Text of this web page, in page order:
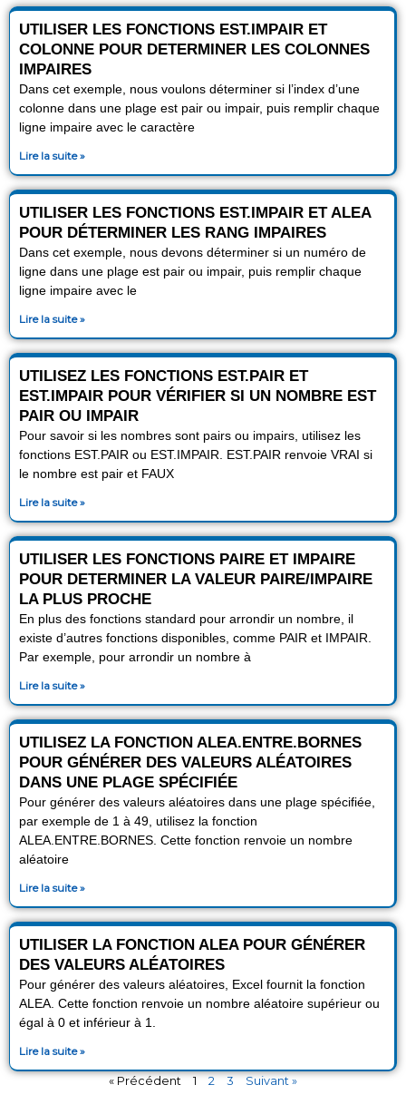
UTILISER LES FONCTIONS EST.IMPAIR ET
COLONNE POUR DETERMINER LES COLONNES
IMPAIRES
Dans cet exemple, nous voulons déterminer si l’index d’une
colonne dans une plage est pair ou impair, puis remplir chaque
ligne impaire avec le caractère
Lire la suite »
UTILISER LES FONCTIONS EST.IMPAIR ET ALEA
POUR DÉTERMINER LES RANG IMPAIRES
Dans cet exemple, nous devons déterminer si un numéro de
ligne dans une plage est pair ou impair, puis remplir chaque
ligne impaire avec le
Lire la suite »
UTILISEZ LES FONCTIONS EST.PAIR ET
EST.IMPAIR POUR VÉRIFIER SI UN NOMBRE EST
PAIR OU IMPAIR
Pour savoir si les nombres sont pairs ou impairs, utilisez les
fonctions EST.PAIR ou EST.IMPAIR. EST.PAIR renvoie VRAI si
le nombre est pair et FAUX
Lire la suite »
UTILISER LES FONCTIONS PAIRE ET IMPAIRE
POUR DETERMINER LA VALEUR PAIRE/IMPAIRE
LA PLUS PROCHE
En plus des fonctions standard pour arrondir un nombre, il
existe d’autres fonctions disponibles, comme PAIR et IMPAIR.
Par exemple, pour arrondir un nombre à
Lire la suite »
UTILISEZ LA FONCTION ALEA.ENTRE.BORNES
POUR GÉNÉRER DES VALEURS ALÉATOIRES
DANS UNE PLAGE SPÉCIFIÉE
Pour générer des valeurs aléatoires dans une plage spécifiée,
par exemple de 1 à 49, utilisez la fonction
ALEA.ENTRE.BORNES. Cette fonction renvoie un nombre
aléatoire
Lire la suite »
UTILISER LA FONCTION ALEA POUR GÉNÉRER
DES VALEURS ALÉATOIRES
Pour générer des valeurs aléatoires, Excel fournit la fonction
ALEA. Cette fonction renvoie un nombre aléatoire supérieur ou
égal à 0 et inférieur à 1.
Lire la suite »
« Précédent 1 2 3 Suivant »